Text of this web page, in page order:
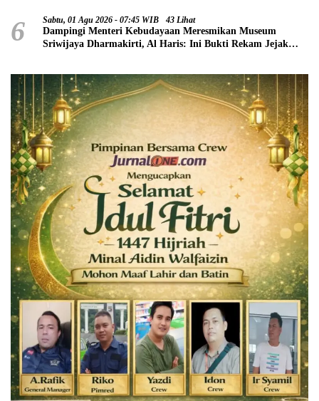
6 Sabtu, 01 Agu 2026 - 07:45 WIB 43 Lihat
Dampingi Menteri Kebudayaan Meresmikan Museum
Sriwijaya Dharmakirti, Al Haris: Ini Bukti Rekam Jejak